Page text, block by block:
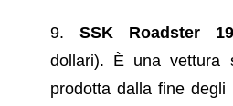
SSK Roadster
dollari). È una vettura
prodotta dalla fine degli